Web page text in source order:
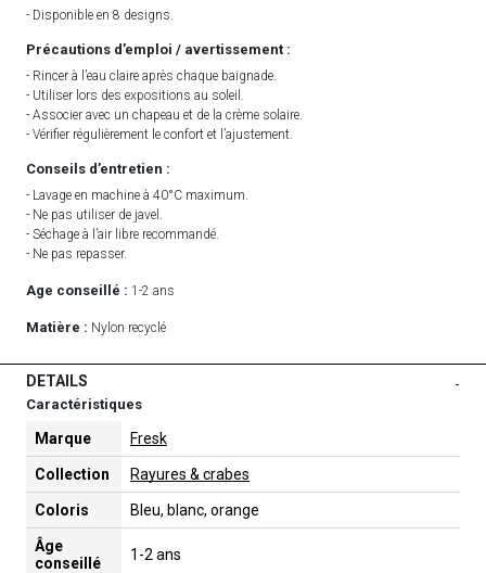
- Disponible en 8 designs.
Précautions d’emploi / avertissement :
- Rincer à l’eau claire après chaque baignade.
- Utiliser lors des expositions au soleil.
- Associer avec un chapeau et de la crème solaire.
- Vérifier régulièrement le confort et l’ajustement.
Conseils d’entretien :
- Lavage en machine à 40°C maximum.
- Ne pas utiliser de javel.
- Séchage à l’air libre recommandé.
- Ne pas repasser.
Age conseillé : 1-2 ans
Matière : Nylon recyclé
DETAILS -
Caractéristiques
Marque Fresk
Collection Rayures & crabes
Coloris Bleu, blanc, orange
Âge
conseillé
1-2 ans